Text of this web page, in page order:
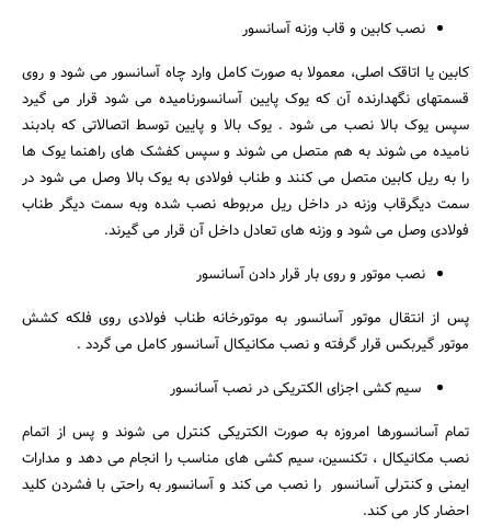
جستجو
نصب کابین و قاب وزنه آسانسور
کابین یا اتاقک اصلی، معمولا به صورت کامل وارد چاه آسانسور می شود و روی
قسمتهای نگهدارنده آن که یوک پایین آسانسورنامیده می شود قرار می گیرد
سپس یوک بالا نصب می شود . یوک بالا و پایین توسط اتصالاتی که بادبند
نامیده می شوند به هم متصل می شوند و سپس کفشک های راهنما یوک ها
را به ریل کابین متصل می کنند و طناب فولادی به یوک بالا وصل می شود در
سمت دیگرقاب وزنه در داخل ریل مربوطه نصب شده وبه سمت دیگر طناب
فولادی وصل می شود و وزنه های تعادل داخل آن قرار می گیرند.
نصب موتور و روی بار قرار دادن آسانسور
پس از انتقال موتور آسانسور به موتورخانه طناب فولادی روی فلکه کشش
موتور گیربکس قرار گرفته و نصب مکانیکال آسانسور کامل می گردد .
سیم کشی اجزای الکتریکی در نصب آسانسور
تمام آسانسورها امروزه به صورت الکتریکی کنترل می شوند و پس از اتمام
نصب مکانیکال ، تکنسین، سیم کشی های مناسب را انجام می دهد و مدارات
ایمنی و کنترلی آسانسور را نصب می کند و آسانسور به راحتی با فشردن کلید
احضار کار می کند.